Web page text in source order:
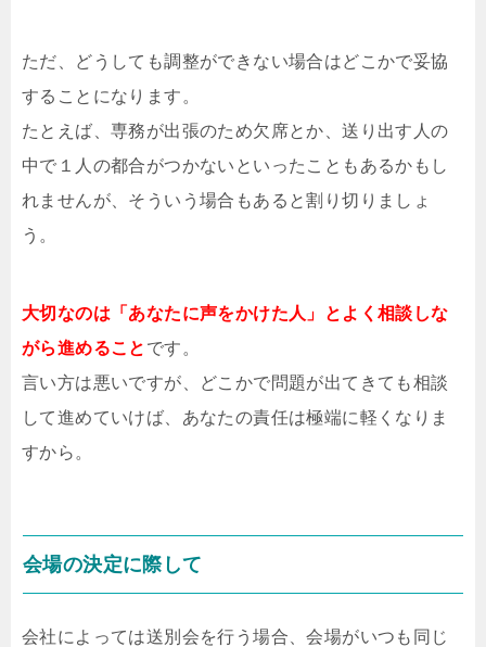
ただ、どうしても調整ができない場合はどこかで妥協
することになります。
たとえば、専務が出張のため欠席とか、送り出す人の
中で１人の都合がつかないといったこともあるかもし
れませんが、そういう場合もあると割り切りましょ
う。
大切なのは「あなたに声をかけた人」とよく相談しな
がら進めること です。
言い方は悪いですが、どこかで問題が出てきても相談
して進めていけば、あなたの責任は極端に軽くなりま
すから。
会場の決定に際して
会社によっては送別会を行う場合、会場がいつも同じ